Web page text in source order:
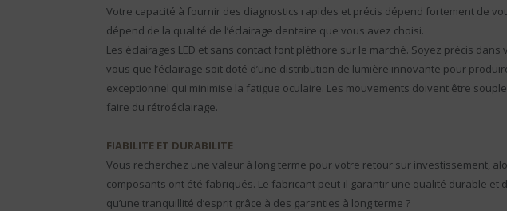
Votre capacité à fournir des diagnostics rapides et précis dépend fortement de
dépend de la qualité de l’éclairage dentaire que vous avez choisi.
Les éclairages LED et sans contact font pléthore sur le marché. Soyez précis
vous que l’éclairage soit doté d’une distribution de lumière innovante pour
exceptionnel qui minimise la fatigue oculaire. Les mouvements doivent être
faire du rétroéclairage.
FIABILITE ET DURABILITE
Vous recherchez une valeur à long terme pour votre retour sur investissement,
composants ont été fabriqués. Le fabricant peut-il garantir une qualité durable et
qu’une tranquillité d’esprit grâce à des garanties à long terme ?